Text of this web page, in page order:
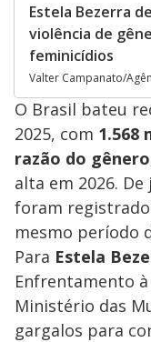
Estela Bezerra
violência de
feminicídios
Valter Campanato/
O Brasil bateu
2025, com 1.568
razão do gênero
alta em 2026.
foram
mesmo período
Para Estela
Enfrentamento
Ministério das
gargalos para